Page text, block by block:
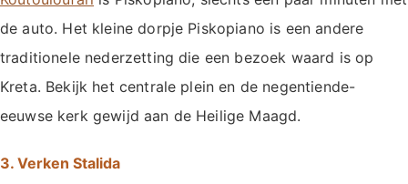
de auto. Het kleine dorpje Piskopiano is een andere
traditionele nederzetting die een bezoek waard is op
Kreta. Bekijk het centrale plein en de negentiende-
eeuwse kerk gewijd aan de Heilige Maagd.
3. Verken Stalida